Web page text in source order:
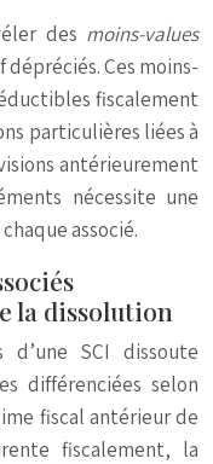
des moins-values
Ces moins-
fiscalement
particulières liées à
antérieurement
nécessite une
associé.
la dissolution
d’une SCI dissoute
différenciées selon
fiscal antérieur de
fiscalement, la